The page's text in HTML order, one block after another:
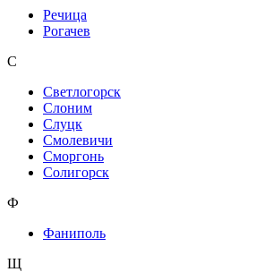
Речица
Рогачев
С
Светлогорск
Слоним
Слуцк
Смолевичи
Сморгонь
Солигорск
Ф
Фаниполь
Щ